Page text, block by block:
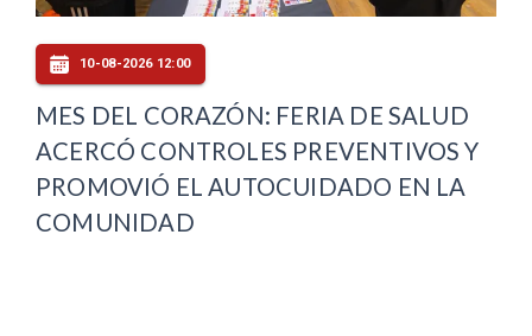
10-08-2026 12:00
MES DEL CORAZÓN: FERIA DE SALUD
ACERCÓ CONTROLES PREVENTIVOS Y
PROMOVIÓ EL AUTOCUIDADO EN LA
COMUNIDAD